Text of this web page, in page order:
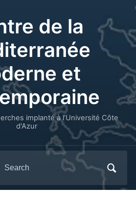
de la
et
implanté à l’Université Côte
d'Azur
for: